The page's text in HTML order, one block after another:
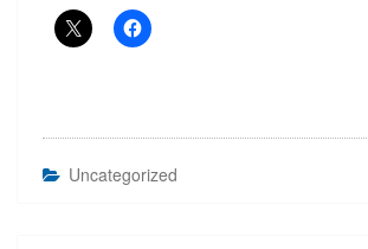
Uncategorized